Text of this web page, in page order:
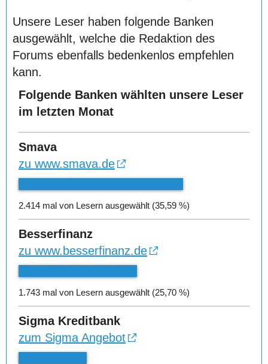
Unsere Leser haben folgende Banken
ausgewählt, welche die Redaktion des
Forums ebenfalls bedenkenlos empfehlen
kann.
Folgende Banken wählten unsere Leser
im letzten Monat
Smava
zu www.smava.de
2.414 mal von Lesern ausgewählt (35,59 %)
Besserfinanz
zu www.besserfinanz.de
1.743 mal von Lesern ausgewählt (25,70 %)
Sigma Kreditbank
zum Sigma Angebot